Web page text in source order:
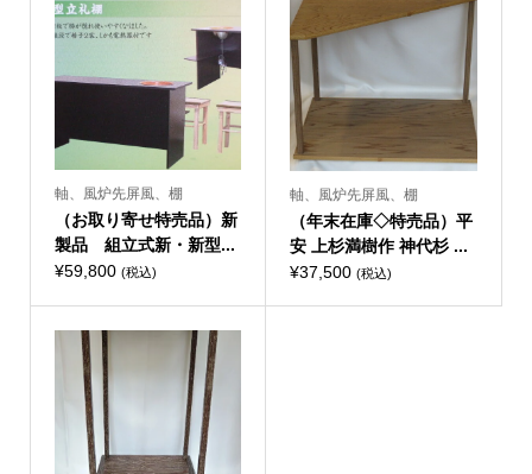
軸、風炉先屏風、棚
（お取り寄せ特売品）新
製品 組立式新・新型...
¥59,800 (税込)
軸、風炉先屏風、棚
（年末在庫◇特売品）平
安 上杉満樹作 神代杉 ...
¥37,500 (税込)